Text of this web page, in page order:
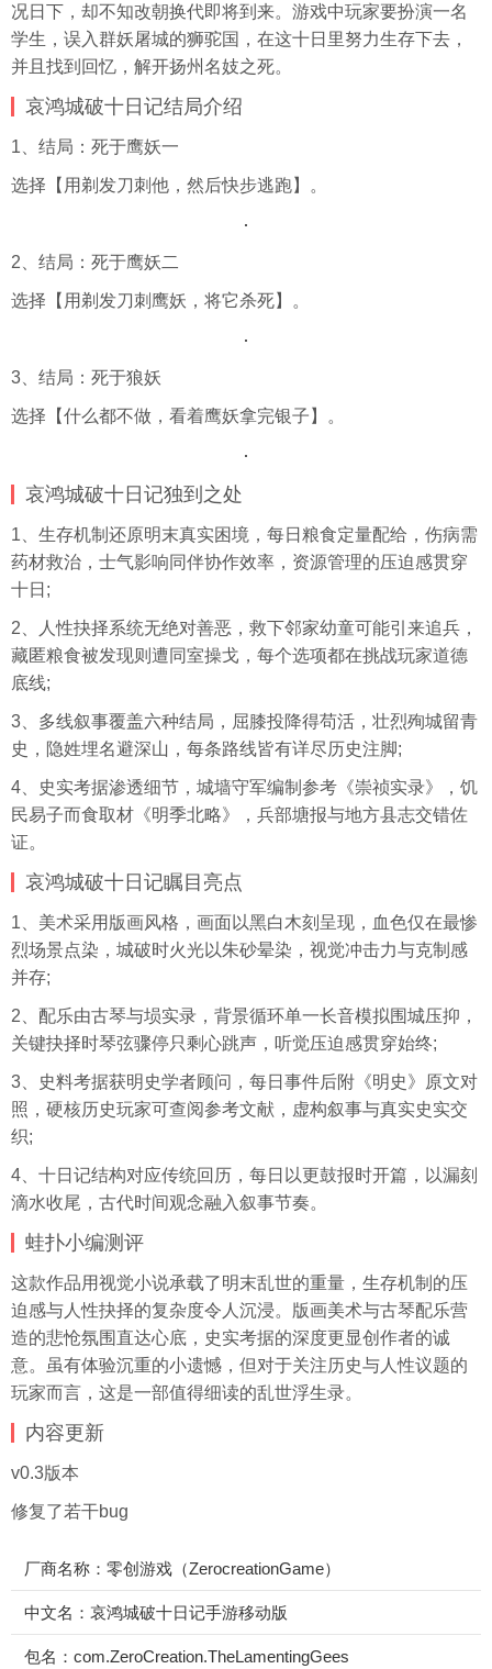
况日下，却不知改朝换代即将到来。游戏中玩家要扮演一名
学生，误入群妖屠城的狮驼国，在这十日里努力生存下去，
并且找到回忆，解开扬州名妓之死。
哀鸿城破十日记结局介绍
1、结局：死于鹰妖一
选择【用剃发刀刺他，然后快步逃跑】。
2、结局：死于鹰妖二
选择【用剃发刀刺鹰妖，将它杀死】。
3、结局：死于狼妖
选择【什么都不做，看着鹰妖拿完银子】。
哀鸿城破十日记独到之处
1、生存机制还原明末真实困境，每日粮食定量配给，伤病需
药材救治，士气影响同伴协作效率，资源管理的压迫感贯穿
十日;
2、人性抉择系统无绝对善恶，救下邻家幼童可能引来追兵，
藏匿粮食被发现则遭同室操戈，每个选项都在挑战玩家道德
底线;
3、多线叙事覆盖六种结局，屈膝投降得苟活，壮烈殉城留青
史，隐姓埋名避深山，每条路线皆有详尽历史注脚;
4、史实考据渗透细节，城墙守军编制参考《崇祯实录》，饥
民易子而食取材《明季北略》，兵部塘报与地方县志交错佐
证。
哀鸿城破十日记瞩目亮点
1、美术采用版画风格，画面以黑白木刻呈现，血色仅在最惨
烈场景点染，城破时火光以朱砂晕染，视觉冲击力与克制感
并存;
2、配乐由古琴与埙实录，背景循环单一长音模拟围城压抑，
关键抉择时琴弦骤停只剩心跳声，听觉压迫感贯穿始终;
3、史料考据获明史学者顾问，每日事件后附《明史》原文对
照，硬核历史玩家可查阅参考文献，虚构叙事与真实史实交
织;
4、十日记结构对应传统回历，每日以更鼓报时开篇，以漏刻
滴水收尾，古代时间观念融入叙事节奏。
蛙扑小编测评
这款作品用视觉小说承载了明末乱世的重量，生存机制的压
迫感与人性抉择的复杂度令人沉浸。版画美术与古琴配乐营
造的悲怆氛围直达心底，史实考据的深度更显创作者的诚
意。虽有体验沉重的小遗憾，但对于关注历史与人性议题的
玩家而言，这是一部值得细读的乱世浮生录。
内容更新
v0.3版本
修复了若干bug
厂商名称：零创游戏（ZerocreationGame）
中文名：哀鸿城破十日记手游移动版
包名：com.ZeroCreation.TheLamentingGees